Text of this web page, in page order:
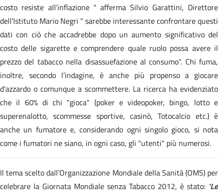
costo resiste all’inflazione " afferma Silvio Garattini, Direttore
dell’Istituto Mario Negri " sarebbe interessante confrontare questi
dati con ciò che accadrebbe dopo un aumento significativo del
costo delle sigarette e comprendere quale ruolo possa avere il
prezzo del tabacco nella disassuefazione al consumo". Chi fuma,
inoltre, secondo l’indagine, è anche più propenso a giocare
d’azzardo o comunque a scommettere. La ricerca ha evidenziato
che il 60% di chi "gioca" (poker e videopoker, bingo, lotto e
superenalotto, scommesse sportive, casinò, Totocalcio etc.) è
anche un fumatore e, considerando ogni singolo gioco, si nota
come i fumatori ne siano, in ogni caso, gli "utenti" più numerosi.
Il tema scelto dall’Organizzazione Mondiale della Sanità (OMS) per
celebrare la Giornata Mondiale senza Tabacco 2012, è stato: 'Le